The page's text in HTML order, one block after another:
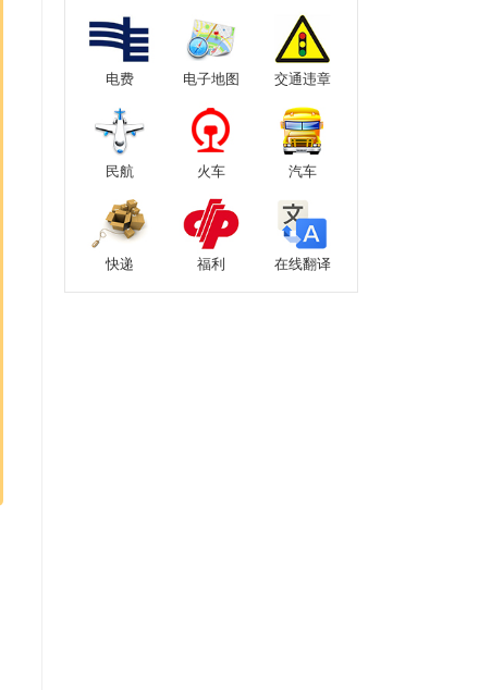
电费 电子地图 交通违章
民航 火车 汽车
快递 福利 在线翻译